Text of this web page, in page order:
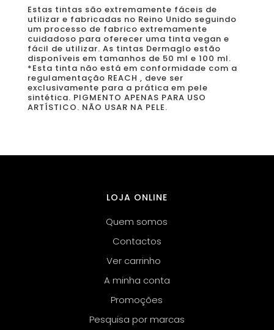
Estas tintas são extremamente fáceis de
utilizar e fabricadas no Reino Unido seguindo
um processo de fabrico extremamente
cuidadoso para oferecer uma tinta vegan e
fácil de utilizar. As tintas Dermaglo estão
disponíveis em tamanhos de 50 ml e 100 ml.
*Esta tinta não está em conformidade com a
regulamentação REACH , deve ser
exclusivamente para a prática em pele
sintética. PIGMENTO APENAS PARA USO
ARTÍSTICO. NÃO USAR NA PELE.
LOJA ONLINE
Quem somos
Contactos
Ver carrinho
A minha conta
Promoções
Pesquisa por marcas